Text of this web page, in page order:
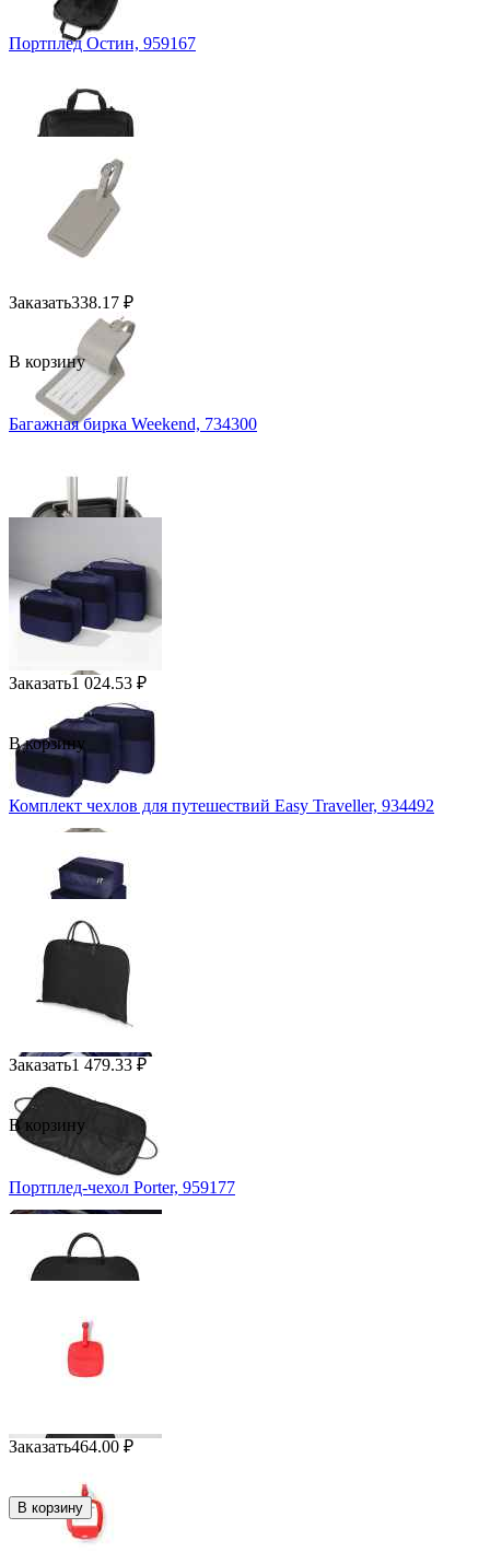
Портплед Остин, 959167
Заказать338.17 ₽
В корзину
Багажная бирка Weekend, 734300
Заказать1 024.53 ₽
В корзину
Комплект чехлов для путешествий Easy Traveller, 934492
Заказать1 479.33 ₽
В корзину
Портплед-чехол Porter, 959177
Заказать464.00 ₽
В корзину